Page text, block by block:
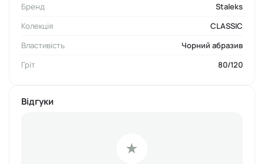
стійкий до вологи абразив;
якісний пластик, що не гнеться;
карбід кремнію.
Бренд
Staleks
Колекція
CLASSIC
Властивість
Чорний абразив
Гріт
80/120
Відгуки
★